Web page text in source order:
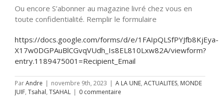
Ou encore S’abonner au magazine livré chez vous en
toute confidentialité. Remplir le formulaire
https://docs.google.com/forms/d/e/1FAIpQLSfPYJfb8KjEya-
X17w0DGPAuBlCGvqVUdh_Is8EL810Lxw82A/viewform?
entry.1189475001=Recipient_Email
ParAndre | novembre 9th, 2023 | A LA UNE, ACTUALITES, MONDE
JUIF, Tsahal, TSAHAL | 0 commentaire